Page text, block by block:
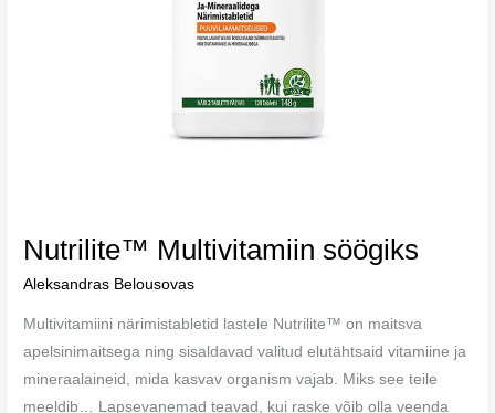
Nutrilite™ Multivitamiin söögiks
Aleksandras Belousovas
Multivitamiini närimistabletid lastele Nutrilite™ on maitsva
apelsinimaitsega ning sisaldavad valitud elutähtsaid vitamiine ja
mineraalaineid, mida kasvav organism vajab. Miks see teile
meeldib… Lapsevanemad teavad, kui raske võib olla veenda